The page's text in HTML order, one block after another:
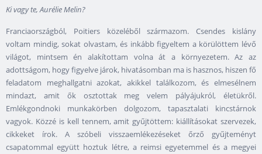
Ki vagy te, Aurélie Melin?
Franciaországból, Poitiers közeléből származom. Csendes kislány
voltam mindig, sokat olvastam, és inkább figyeltem a körülöttem lévő
világot, mintsem én alakítottam volna át a környezetem. Az az
adottságom, hogy figyelve járok, hivatásomban ma is hasznos, hiszen fő
feladatom meghallgatni azokat, akikkel találkozom, és elmesélnem
mindazt, amit ők osztottak meg velem pályájukról, életükről.
Emlékgondnoki munkakörben dolgozom, tapasztalati kincstárnok
vagyok. Közzé is kell tennem, amit gyűjtöttem: kiállításokat szervezek,
cikkeket írok. A szóbeli visszaemlékezéseket őrző gyűjteményt
csapatommal együtt hoztuk létre, a reimsi egyetemmel és a megyei